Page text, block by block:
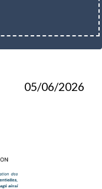
05/06/2026